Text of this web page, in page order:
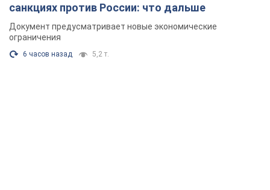
санкциях против России: что дальше
Документ предусматривает новые экономические
ограничения
6 часов назад 5,2 т.